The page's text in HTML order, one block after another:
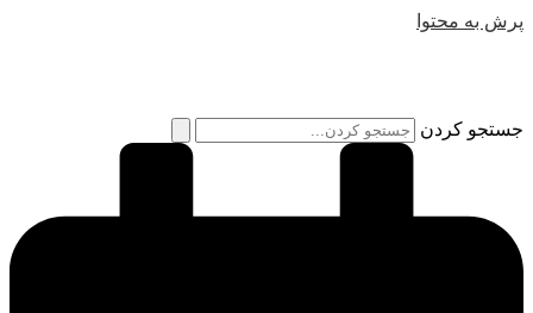
پرش به محتوا
جستجو کردن